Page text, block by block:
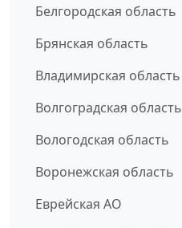
Белгородская область
Брянская область
Владимирская область
Волгоградская область
Вологодская область
Воронежская область
Еврейская АО